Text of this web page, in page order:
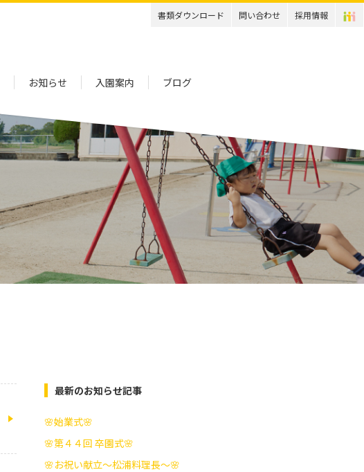
お知らせ 入園案内 ブログ
書類ダウンロード 問い合わせ 採用情報
最新のお知らせ記事
🌸始業式🌸
🌸第４４回 卒園式🌸
🌸お祝い献立～松浦料理長～🌸